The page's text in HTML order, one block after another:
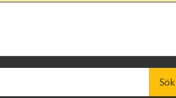
Sök